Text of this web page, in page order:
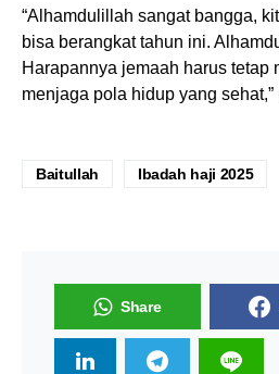
“Alhamdulillah sangat bangga,
bisa berangkat tahun ini.
Harapannya jemaah harus tetap
menjaga pola hidup yang sehat,”
Baitullah Ibadah haji 2025
Share